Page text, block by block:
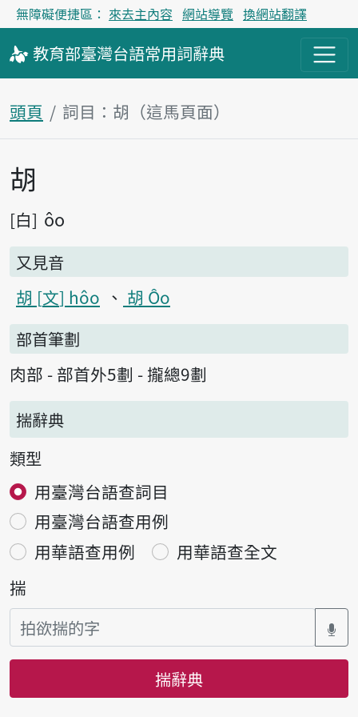
無障礙便捷區： 來去主內容 網站導覽 換網站翻譯
教育部臺灣台語常用詞辭典
頭頁 詞目：胡（這馬頁面）
主內容區
胡
白 ôo
又見音
胡 文 hôo
胡 Ôo
部首筆劃
肉部 - 部首外5劃 - 攏總9劃
揣辭典
類型
用臺灣台語查詞目
用臺灣台語查用例
用華語查用例
用華語查全文
揣
揣辭典